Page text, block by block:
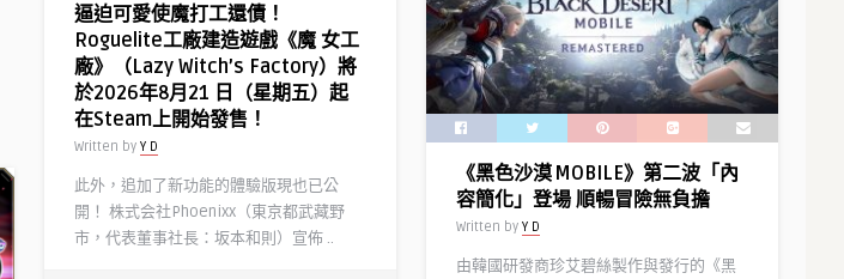
逼迫可愛使魔打工還債！
Roguelite工廠建造遊戲《魔 女工
廠》（Lazy Witch’s Factory）將
於2026年8月21 日（星期五）起
在Steam上開始發售！
Written by Y D
此外，追加了新功能的體驗版現也已公
開！ 株式会社Phoenixx（東京都武藏野
市，代表董事社長：坂本和則）宣佈 ..
《黑色沙漠 MOBILE》第二波「內
容簡化」登場 順暢冒險無負擔
Written by Y D
由韓國研發商珍艾碧絲製作與發行的《黑